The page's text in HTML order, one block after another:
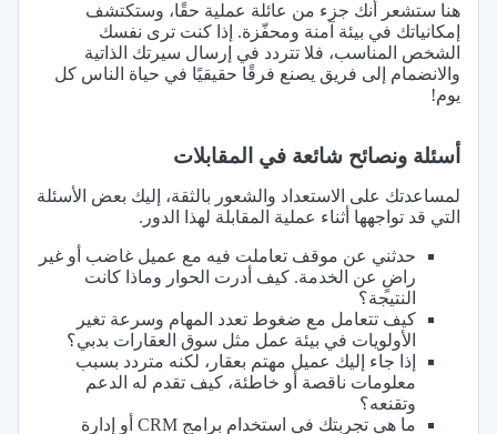
هنا ستشعر أنك جزء من عائلة عملية حقًا، وستكتشف
إمكانياتك في بيئة آمنة ومحفّزة. إذا كنت ترى نفسك
الشخص المناسب، فلا تتردد في إرسال سيرتك الذاتية
والانضمام إلى فريق يصنع فرقًا حقيقيًا في حياة الناس كل
يوم!
أسئلة ونصائح شائعة في المقابلات
لمساعدتك على الاستعداد والشعور بالثقة، إليك بعض الأسئلة
التي قد تواجهها أثناء عملية المقابلة لهذا الدور.
حدثني عن موقف تعاملت فيه مع عميل غاضب أو غير
راضٍ عن الخدمة. كيف أدرت الحوار وماذا كانت
النتيجة؟
كيف تتعامل مع ضغوط تعدد المهام وسرعة تغير
الأولويات في بيئة عمل مثل سوق العقارات بدبي؟
إذا جاء إليك عميل مهتم بعقار، لكنه متردد بسبب
معلومات ناقصة أو خاطئة، كيف تقدم له الدعم
وتقنعه؟
ما هي تجربتك في استخدام برامج CRM أو إدارة